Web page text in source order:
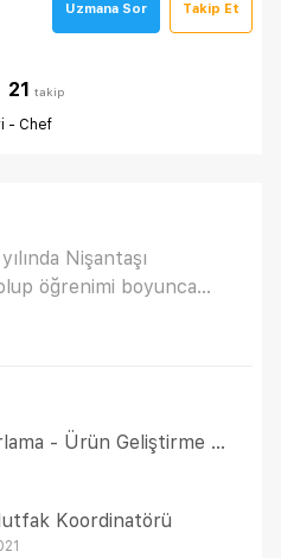
21 takip
- Chef
Uzmana Sor Takip Et
Nişantaşı
öğrenimi boyunca
Marriott Asia İstanbul
Alaturka
ve A la Carte
2011 yılında Kempinski
Restaurant grubunda
yıllarında Raffle's
Yaşar Birleşik Pazarlama - Ürün Geliştirme Ve Demo Şefi
Koordinatörü